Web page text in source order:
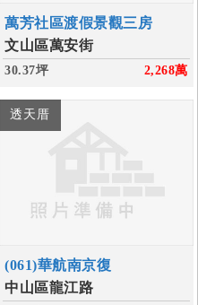
萬芳社區渡假景觀三房
文山區萬安街
30.37坪 2,268萬
透天厝
(061)華航南京復
中山區龍江路